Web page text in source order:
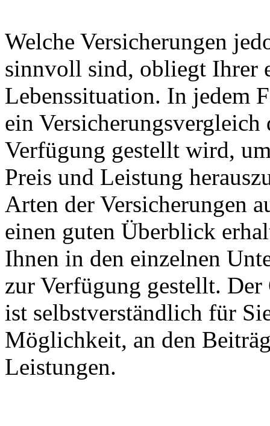
Welche Versicherungen
sinnvoll sind, obliegt Ihrer
Lebenssituation. In jedem
ein
Verfügung gestellt wird,
Preis und Leistung
Arten der Versicherungen
einen guten Überblick
Ihnen in den einzelnen
zur Verfügung gestellt.
ist selbstverständlich für
Möglichkeit, an den
Leistungen.